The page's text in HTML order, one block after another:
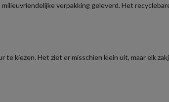
verpakking geleverd. Het
kiezen. Het ziet er misschien klein uit, maar elk